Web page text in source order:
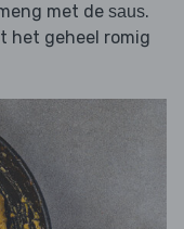
met de saus.
het geheel romig